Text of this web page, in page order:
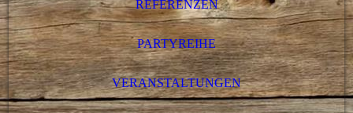
REFERENZEN
PARTYREIHE
VERANSTALTUNGEN